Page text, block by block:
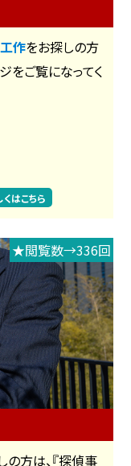
作をお探しの方
をご覧になってく
くはこちら
★閲覧数→336回
の方は、『探偵事